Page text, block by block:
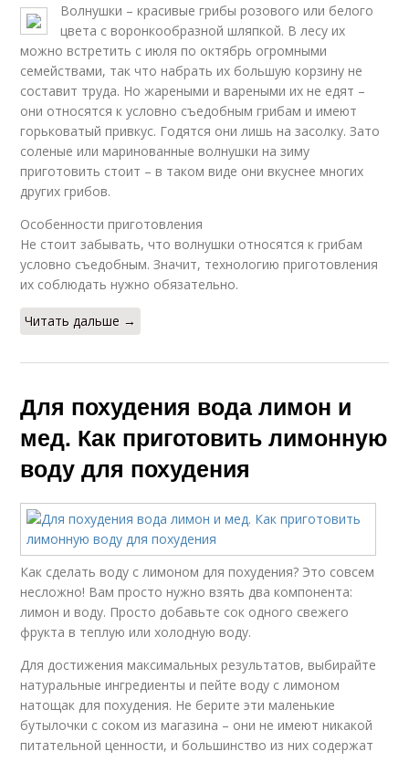
Волнушки – красивые грибы розового или белого
цвета с воронкообразной шляпкой. В лесу их
можно встретить с июля по октябрь огромными
семействами, так что набрать их большую корзину не
составит труда. Но жареными и вареными их не едят –
они относятся к условно съедобным грибам и имеют
горьковатый привкус. Годятся они лишь на засолку. Зато
соленые или маринованные волнушки на зиму
приготовить стоит – в таком виде они вкуснее многих
других грибов.
Особенности приготовления
Не стоит забывать, что волнушки относятся к грибам
условно съедобным. Значит, технологию приготовления
их соблюдать нужно обязательно.
Читать дальше →
Для похудения вода лимон и
мед. Как приготовить лимонную
воду для похудения
Как сделать воду с лимоном для похудения? Это совсем
несложно! Вам просто нужно взять два компонента:
лимон и воду. Просто добавьте сок одного свежего
фрукта в теплую или холодную воду.
Для достижения максимальных результатов, выбирайте
натуральные ингредиенты и пейте воду с лимоном
натощак для похудения. Не берите эти маленькие
бутылочки с соком из магазина – они не имеют никакой
питательной ценности, и большинство из них содержат